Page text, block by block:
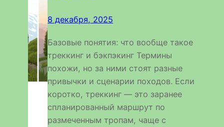
8 декабря, 2025
Базовые понятия: что вообще такое
треккинг и бэкпэкинг Термины
похожи, но за ними стоят разные
привычки и сценарии походов. Если
коротко, треккинг — это заранее
спланированный маршрут по
размеченным тропам, чаще с